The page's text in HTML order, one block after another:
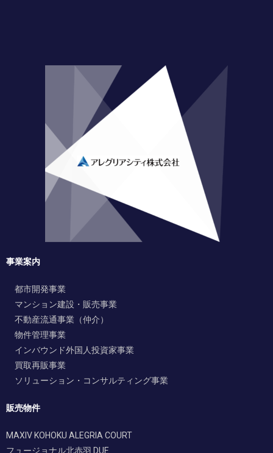
事業案内
都市開発事業
マンション建設・販売事業
不動産流通事業（仲介）
物件管理事業
インバウンド外国人投資家事業
買取再販事業
ソリューション・コンサルティング事業
販売物件
MAXIV KOHOKU ALEGRIA COURT
フュージョナル北赤羽 DUE